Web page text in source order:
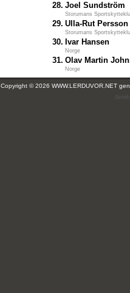
28. Joel Sundström
Storumans
29. Ulla-Rut Persson
Storumans
30. Ivar Hansen
Norge
31. Olav Martin
Norge
Copyright © 2026 WWW.LERDUVOR.NET